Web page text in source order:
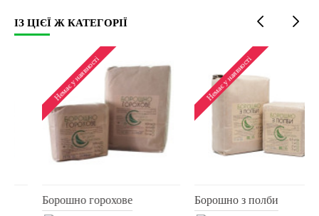
ІЗ ЦІЄЇ Ж КАТЕГОРІЇ
Немає у наявності
Борошно з полби
Немає у наявності
Борошно зеленої гречки